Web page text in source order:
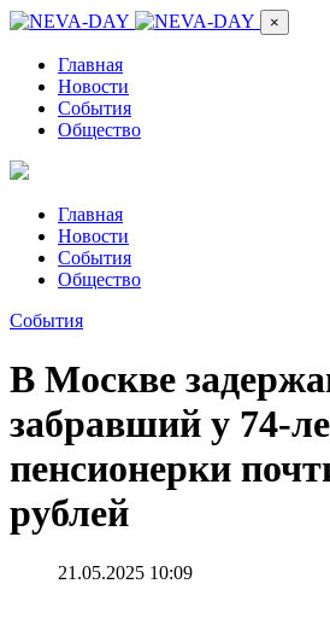
×
Главная
Новости
События
Общество
Главная
Новости
События
Общество
События
В Москве
забравший у 74-
пенсионерки
рублей
21.05.2025 10:09